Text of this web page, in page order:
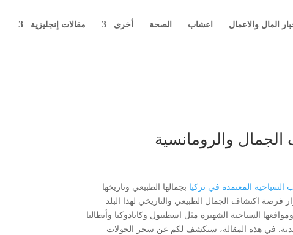
المال والاعمال اعشاب الصحة أخرى مقالات إنجليزية
والرومانسية
السياحية المعتمدة في تركيا بجمالها الطبيعي وتاريخها
فرصة اكتشاف الجمال الطبيعي والتاريخي لهذا البلد
السياحية الشهيرة مثل اسطنبول وكابادوكيا وأنطاليا
في هذه المقالة، سنكشف لكم عن سحر الجولات